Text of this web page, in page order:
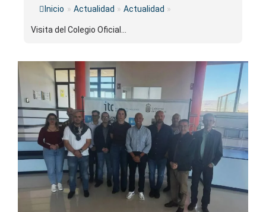
Inicio » Actualidad » Actualidad »
Visita del Colegio Oficial...